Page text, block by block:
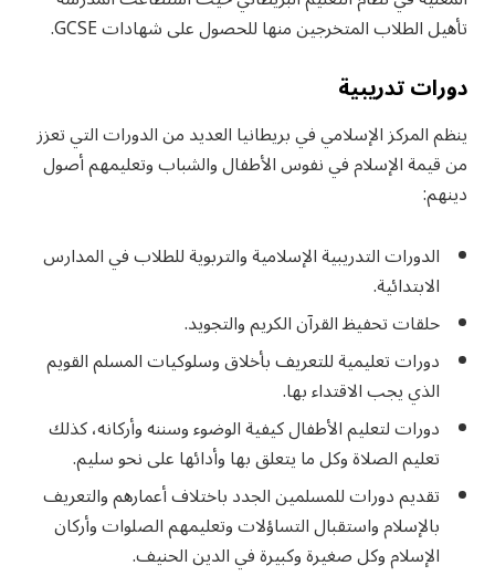
تأهيل الطلاب المتخرجين منها للحصول على شهادات GCSE.
دورات تدريبية
ينظم المركز الإسلامي في بريطانيا العديد من الدورات التي تعزز
من قيمة الإسلام في نفوس الأطفال والشباب وتعليمهم أصول
دينهم:
الدورات التدريبية الإسلامية والتربوية للطلاب في المدارس
الابتدائية.
حلقات تحفيظ القرآن الكريم والتجويد.
دورات تعليمية للتعريف بأخلاق وسلوكيات المسلم القويم
الذي يجب الاقتداء بها.
دورات لتعليم الأطفال كيفية الوضوء وسننه وأركانه، كذلك
تعليم الصلاة وكل ما يتعلق بها وأدائها على نحو سليم.
تقديم دورات للمسلمين الجدد باختلاف أعمارهم والتعريف
بالإسلام واستقبال التساؤلات وتعليمهم الصلوات وأركان
الإسلام وكل صغيرة وكبيرة في الدين الحنيف.